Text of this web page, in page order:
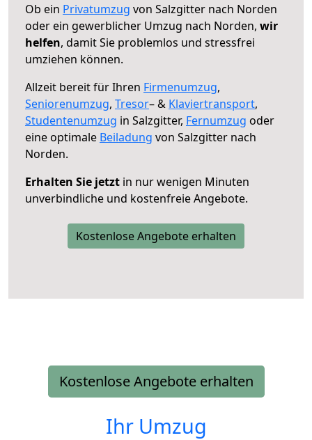
Ob ein Privatumzug von Salzgitter nach Norden
oder ein gewerblicher Umzug nach Norden, wir
helfen, damit Sie problemlos und stressfrei
umziehen können.
Allzeit bereit für Ihren Firmenumzug,
Seniorenumzug, Tresor– & Klaviertransport,
Studentenumzug in Salzgitter, Fernumzug oder
eine optimale Beiladung von Salzgitter nach
Norden.
Erhalten Sie jetzt in nur wenigen Minuten
unverbindliche und kostenfreie Angebote.
Kostenlose Angebote erhalten
Kostenlose Angebote erhalten
Ihr Umzug